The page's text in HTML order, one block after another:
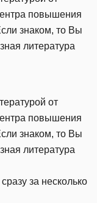
повышения
знаком, то Вы
литература
от
повышения
знаком, то Вы
литература
за несколько